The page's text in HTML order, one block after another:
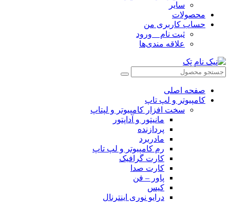
سایر
محصولات
حساب کاربری من
ثبت نام _ ورود
علاقه مندی‌ها
صفحه اصلی
کامپیوتر و‌‌‌‌‌ لپ تاپ
سخت افزار کامپیوتر و لپتاپ
مانیتور و آداپتور
پردازنده
مادربرد
رم کامپیوتر و لپ تاپ
کارت گرافیک
کارت صدا
پاور – فن
کیس
درایو نوری اینترنال